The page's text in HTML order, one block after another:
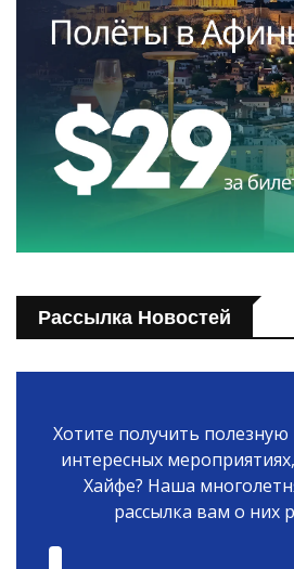
Рассылка Новостей
Хотите получить
интересных
Хайфе? Наша
рассылка вам о них